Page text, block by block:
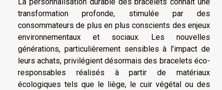
transformation profonde, stimulée par des
consommateurs de plus en plus conscients des enjeux
environnementaux et sociaux. Les nouvelles
générations, particulièrement sensibles à l’impact de
leurs achats, privilégient désormais des bracelets éco-
responsables réalisés à partir de matériaux
écologiques tels que le liège, le cuir végétal ou des